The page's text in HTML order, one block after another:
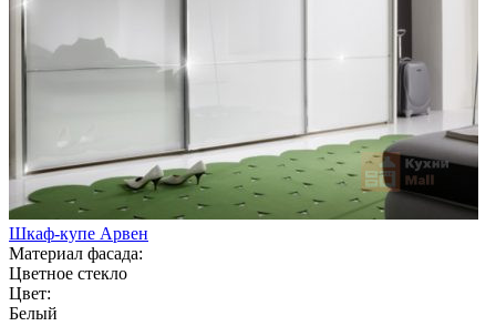
Шкаф-купе Арвен
Материал фасада:
Цветное стекло
Цвет:
Белый